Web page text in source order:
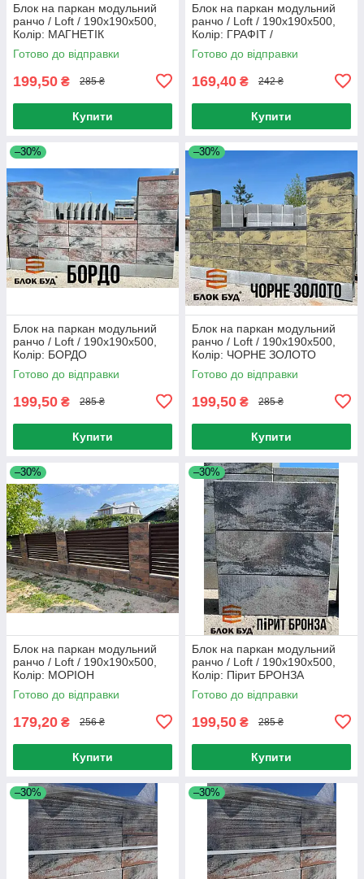
Блок на паркан модульний
ранчо / Loft / 190x190x500,
Колір: МАГНЕТІК
Готово до відправки
199,50 ₴ 285 ₴
Купити
Блок на паркан модульний
ранчо / Loft / 190x190x500,
Колір: ГРАФІТ /
Готово до відправки
169,40 ₴ 242 ₴
Купити
–30%
Блок на паркан модульний
ранчо / Loft / 190x190x500,
Колір: БОРДО
Готово до відправки
199,50 ₴ 285 ₴
Купити
–30%
Блок на паркан модульний
ранчо / Loft / 190x190x500,
Колір: ЧОРНЕ ЗОЛОТО
Готово до відправки
199,50 ₴ 285 ₴
Купити
–30%
Блок на паркан модульний
ранчо / Loft / 190x190x500,
Колір: МОРІОН
Готово до відправки
179,20 ₴ 256 ₴
Купити
–30%
Блок на паркан модульний
ранчо / Loft / 190x190x500,
Колір: Пірит БРОНЗА
Готово до відправки
199,50 ₴ 285 ₴
Купити
–30% –30%